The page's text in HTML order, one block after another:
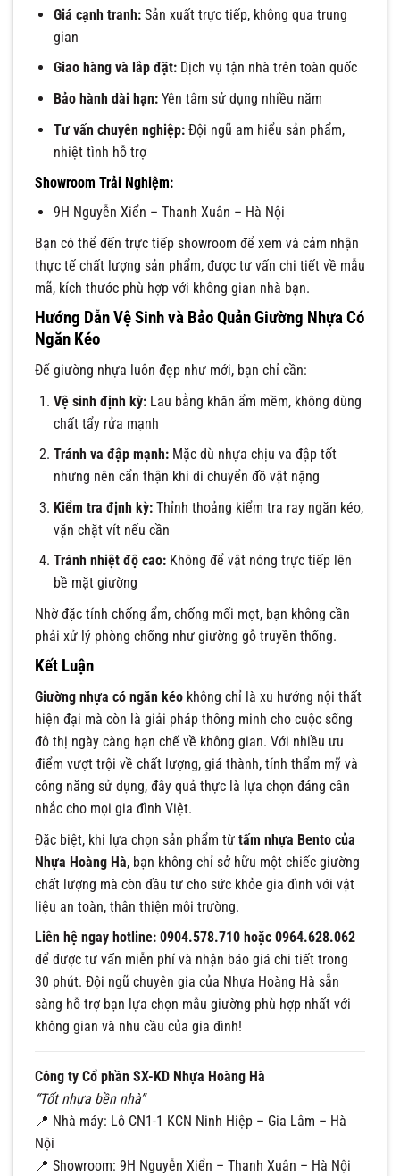
Giá cạnh tranh:Sản xuất trực tiếp, không qua trung
gian
Giao hàng và lắp đặt:Dịch vụ tận nhà trên toàn quốc
Bảo hành dài hạn:Yên tâm sử dụng nhiều năm
Tư vấn chuyên nghiệp:Đội ngũ am hiểu sản phẩm,
nhiệt tình hỗ trợ
Showroom Trải Nghiệm:
9H Nguyễn Xiển – Thanh Xuân – Hà Nội
Bạn có thể đến trực tiếp showroom để xem và cảm nhận
thực tế chất lượng sản phẩm, được tư vấn chi tiết về mẫu
mã, kích thước phù hợp với không gian nhà bạn.
Hướng Dẫn Vệ Sinh và Bảo Quản Giường Nhựa Có
Ngăn Kéo
Để giường nhựa luôn đẹp như mới, bạn chỉ cần:
Vệ sinh định kỳ:Lau bằng khăn ẩm mềm, không dùng
chất tẩy rửa mạnh
Tránh va đập mạnh:Mặc dù nhựa chịu va đập tốt
nhưng nên cẩn thận khi di chuyển đồ vật nặng
Kiểm tra định kỳ:Thỉnh thoảng kiểm tra ray ngăn kéo,
vặn chặt vít nếu cần
Tránh nhiệt độ cao:Không để vật nóng trực tiếp lên
bề mặt giường
Nhờ đặc tính chống ẩm, chống mối mọt, bạn không cần
phải xử lý phòng chống như giường gỗ truyền thống.
Kết Luận
Giường nhựa có ngăn kéo không chỉ là xu hướng nội thất
hiện đại mà còn là giải pháp thông minh cho cuộc sống
đô thị ngày càng hạn chế về không gian. Với nhiều ưu
điểm vượt trội về chất lượng, giá thành, tính thẩm mỹ và
công năng sử dụng, đây quả thực là lựa chọn đáng cân
nhắc cho mọi gia đình Việt.
Đặc biệt, khi lựa chọn sản phẩm từ tấm nhựa Bento của
Nhựa Hoàng Hà, bạn không chỉ sở hữu một chiếc giường
chất lượng mà còn đầu tư cho sức khỏe gia đình với vật
liệu an toàn, thân thiện môi trường.
Liên hệ ngay hotline: 0904.578.710 hoặc 0964.628.062
để được tư vấn miễn phí và nhận báo giá chi tiết trong
30 phút. Đội ngũ chuyên gia của Nhựa Hoàng Hà sẵn
sàng hỗ trợ bạn lựa chọn mẫu giường phù hợp nhất với
không gian và nhu cầu của gia đình!
Công ty Cổ phần SX-KD Nhựa Hoàng Hà
“Tốt nhựa bền nhà”
📍 Nhà máy: Lô CN1-1 KCN Ninh Hiệp – Gia Lâm – Hà
Nội
📍 Showroom: 9H Nguyễn Xiển – Thanh Xuân – Hà Nội